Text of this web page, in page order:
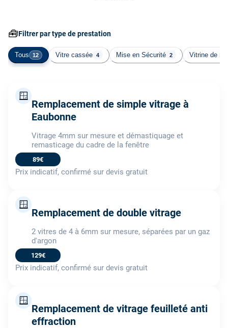
🧰Filtrer par type de prestation
Tous 12 Vitre cassée 4 Mise en Sécurité 2 Vitrine de
🪟
Remplacement de simple vitrage à
Eaubonne
Vitrage 4mm sur mesure et démastiquage et
remasticage du cadre de la fenêtre
89€
Prix indicatif, confirmé sur devis gratuit
🪟
Remplacement de double vitrage
2 vitres de 4 à 6mm sur mesure, séparées par un gaz
d'argon
129€
Prix indicatif, confirmé sur devis gratuit
🪟
Remplacement de vitrage feuilleté anti
effraction